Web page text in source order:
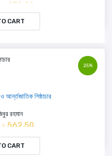
৳ 230.00
CART
25%
আর্ন্তজাতিক শিষ্ঠাচার
রহমান
৳ 562.50
CART